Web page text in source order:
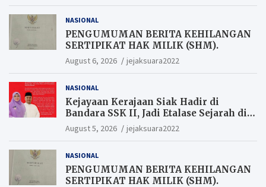
NASIONAL
PENGUMUMAN BERITA KEHILANGAN
SERTIPIKAT HAK MILIK (SHM).
August 6, 2026 jejaksuara2022
NASIONAL
Kejayaan Kerajaan Siak Hadir di
Bandara SSK II, Jadi Etalase Sejarah di
Gerbang Riau
August 5, 2026 jejaksuara2022
NASIONAL
PENGUMUMAN BERITA KEHILANGAN
SERTIPIKAT HAK MILIK (SHM).